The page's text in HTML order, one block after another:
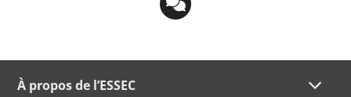
À propos de l’ESSEC